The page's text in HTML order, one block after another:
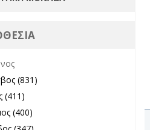
Λήμνος filter
filter
(831)
filter
(411)
filter
(400)
filter